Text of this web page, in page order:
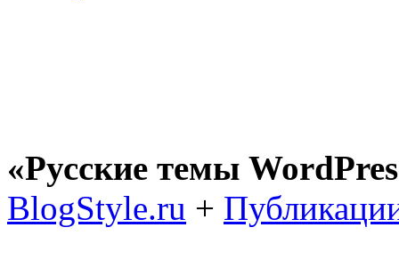
«Русские темы
BlogStyle.ru +